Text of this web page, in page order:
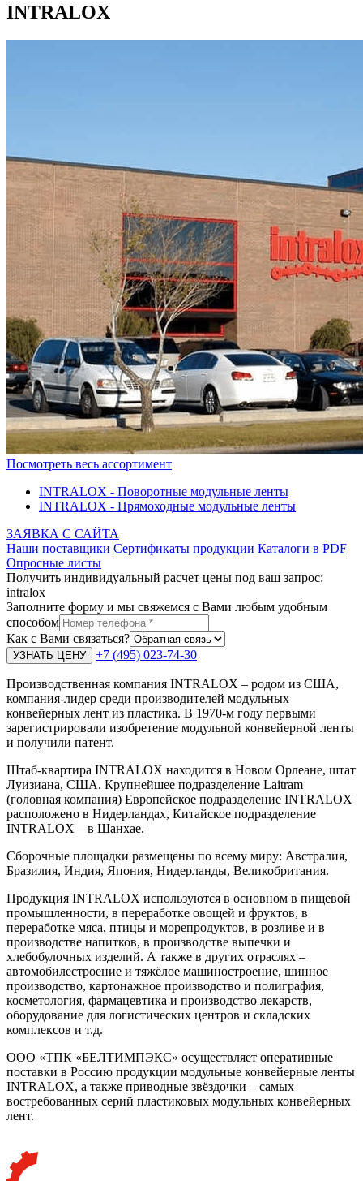
INTRALOX
Посмотреть весь ассортимент
INTRALOX - Поворотные модульные ленты
INTRALOX - Прямоходные модульные ленты
ЗАЯВКА С САЙТА
Наши поставщики Сертификаты продукции Каталоги в PDF
Опросные листы
Получить индивидуальный расчет цены под ваш запрос:
intralox
Заполните форму и мы свяжемся с Вами любым удобным
способом
Как с Вами связаться?
+7 (495) 023-74-30
Производственная компания INTRALOX – родом из США,
компания-лидер среди производителей модульных
конвейерных лент из пластика. В 1970-м году первыми
зарегистрировали изобретение модульной конвейерной ленты
и получили патент.
Штаб-квартира INTRALOX находится в Новом Орлеане, штат
Луизиана, США. Крупнейшее подразделение Laitram
(головная компания) Европейское подразделение INTRALOX
расположено в Нидерландах, Китайское подразделение
INTRALOX – в Шанхае.
Сборочные площадки размещены по всему миру: Австралия,
Бразилия, Индия, Япония, Нидерланды, Великобритания.
Продукция INTRALOX используются в основном в пищевой
промышленности, в переработке овощей и фруктов, в
переработке мяса, птицы и морепродуктов, в розливе и в
производстве напитков, в производстве выпечки и
хлебобулочных изделий. А также в других отраслях –
автомобилестроение и тяжёлое машиностроение, шинное
производство, картонажное производство и полиграфия,
косметология, фармацевтика и производство лекарств,
оборудование для логистических центров и складских
комплексов и т.д.
ООО «ТПК «БЕЛТИМПЭКС» осуществляет оперативные
поставки в Россию продукции модульные конвейерные ленты
INTRALOX, а также приводные звёздочки – самых
востребованных серий пластиковых модульных конвейерных
лент.